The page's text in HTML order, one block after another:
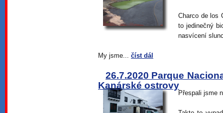
Charco de los
to jedinečný
nasvícení
My jsme... číst dál
26.7.2020 Parque
Kanárské ostrovy
Přespali jsme